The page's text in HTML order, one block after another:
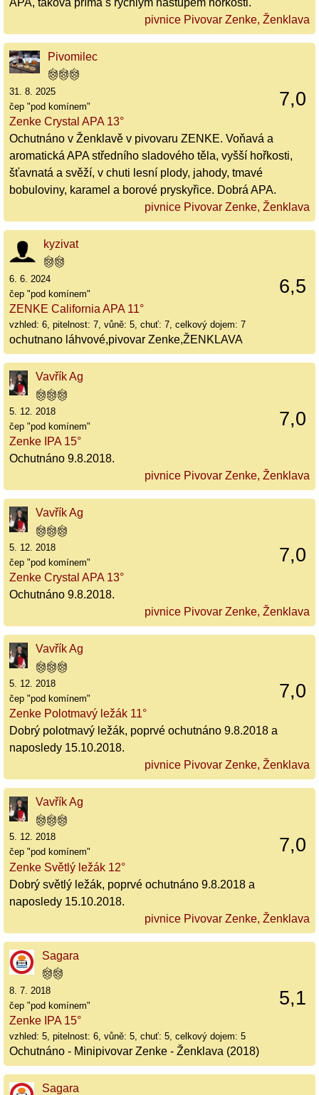
pivnice Pivovar Zenke, Ženklava
Pivomilec
7,0
31. 8. 2025
čep "pod komínem"
Zenke Crystal APA 13°
Ochutnáno v Ženklavě v pivovaru ZENKE. Voňavá a
aromatická APA středního sladového těla, vyšší hořkosti,
šťavnatá a svěží, v chuti lesní plody, jahody, tmavé
bobuloviny, karamel a borové pryskyřice. Dobrá APA.
pivnice Pivovar Zenke, Ženklava
kyzivat
6,5
6. 6. 2024
čep "pod komínem"
ZENKE California APA 11°
vzhled: 6, pitelnost: 7, vůně: 5, chuť: 7, celkový dojem: 7
ochutnano láhvové,pivovar Zenke,ŽENKLAVA
Vavřík Ag
7,0
5. 12. 2018
čep "pod komínem"
Zenke IPA 15°
Ochutnáno 9.8.2018.
pivnice Pivovar Zenke, Ženklava
Vavřík Ag
7,0
5. 12. 2018
čep "pod komínem"
Zenke Crystal APA 13°
Ochutnáno 9.8.2018.
pivnice Pivovar Zenke, Ženklava
Vavřík Ag
7,0
5. 12. 2018
čep "pod komínem"
Zenke Polotmavý ležák 11°
Dobrý polotmavý ležák, poprvé ochutnáno 9.8.2018 a
naposledy 15.10.2018.
pivnice Pivovar Zenke, Ženklava
Vavřík Ag
7,0
5. 12. 2018
čep "pod komínem"
Zenke Světlý ležák 12°
Dobrý světlý ležák, poprvé ochutnáno 9.8.2018 a
naposledy 15.10.2018.
pivnice Pivovar Zenke, Ženklava
Sagara
5,1
8. 7. 2018
čep "pod komínem"
Zenke IPA 15°
vzhled: 5, pitelnost: 6, vůně: 5, chuť: 5, celkový dojem: 5
Ochutnáno - Minipivovar Zenke - Ženklava (2018)
Sagara